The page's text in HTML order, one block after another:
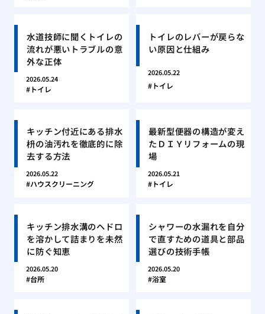
水道技師に聞くトイレの
流れが悪いトラブルの意
外な正体
2026.05.24
トイレ
トイレのレバーが戻らな
い原因と仕組み
2026.05.22
トイレ
キッチン付近にある排水
枡の油汚れを徹底的に除
去する方法
2026.05.22
ハウスクリーニング
最新型便器の構造が変え
たＤＩＹリフォームの現
場
2026.05.21
トイレ
キッチン排水溝のヘドロ
を溶かして詰まりを未然
に防ぐ知恵
2026.05.20
台所
シャワーの水漏れを自分
で直すための道具と部品
選びの技術手帳
2026.05.20
浴室